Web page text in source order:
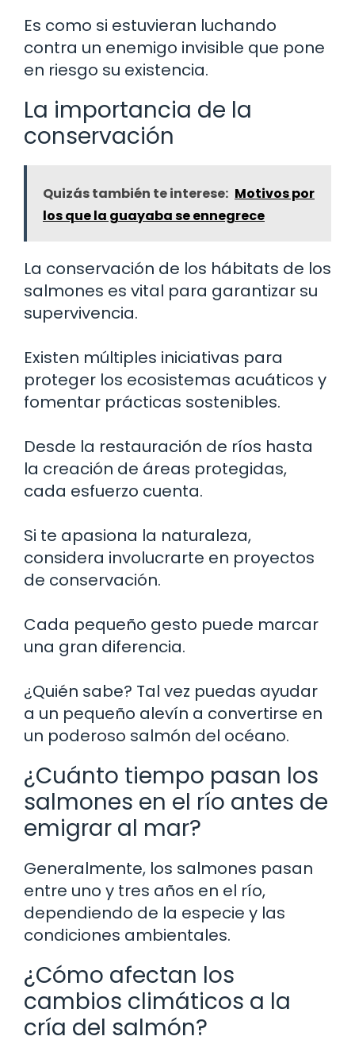
Es como si estuvieran luchando
contra un enemigo invisible que pone
en riesgo su existencia.
La importancia de la
conservación
Quizás también te interese: Motivos por
los que la guayaba se ennegrece
La conservación de los hábitats de los
salmones es vital para garantizar su
supervivencia.
Existen múltiples iniciativas para
proteger los ecosistemas acuáticos y
fomentar prácticas sostenibles.
Desde la restauración de ríos hasta
la creación de áreas protegidas,
cada esfuerzo cuenta.
Si te apasiona la naturaleza,
considera involucrarte en proyectos
de conservación.
Cada pequeño gesto puede marcar
una gran diferencia.
¿Quién sabe? Tal vez puedas ayudar
a un pequeño alevín a convertirse en
un poderoso salmón del océano.
¿Cuánto tiempo pasan los
salmones en el río antes de
emigrar al mar?
Generalmente, los salmones pasan
entre uno y tres años en el río,
dependiendo de la especie y las
condiciones ambientales.
¿Cómo afectan los
cambios climáticos a la
cría del salmón?